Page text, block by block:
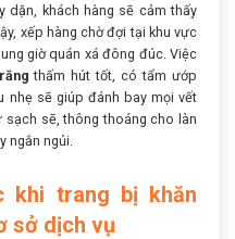
dặn, khách hàng sẽ cảm thấy
xếp hàng chờ đợi tại khu vực
giờ quán xá đông đúc. Việc
thấm hút tốt, có tẩm ướp
nhẹ sẽ giúp đánh bay mọi vết
sạch sẽ, thông thoáng cho làn
ngắn ngủi.
khi trang bị khăn
sở dịch vụ